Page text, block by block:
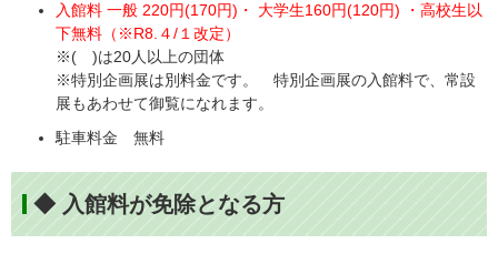
入館料 一般 220円(170円)・ 大学生160円(120円) ・高校生以
下無料（※R8.４/１改定）
※( )は20人以上の団体
※特別企画展は別料金です。 特別企画展の入館料で、常設
展もあわせて御覧になれます。
駐車料金 無料
◆ 入館料が免除となる方